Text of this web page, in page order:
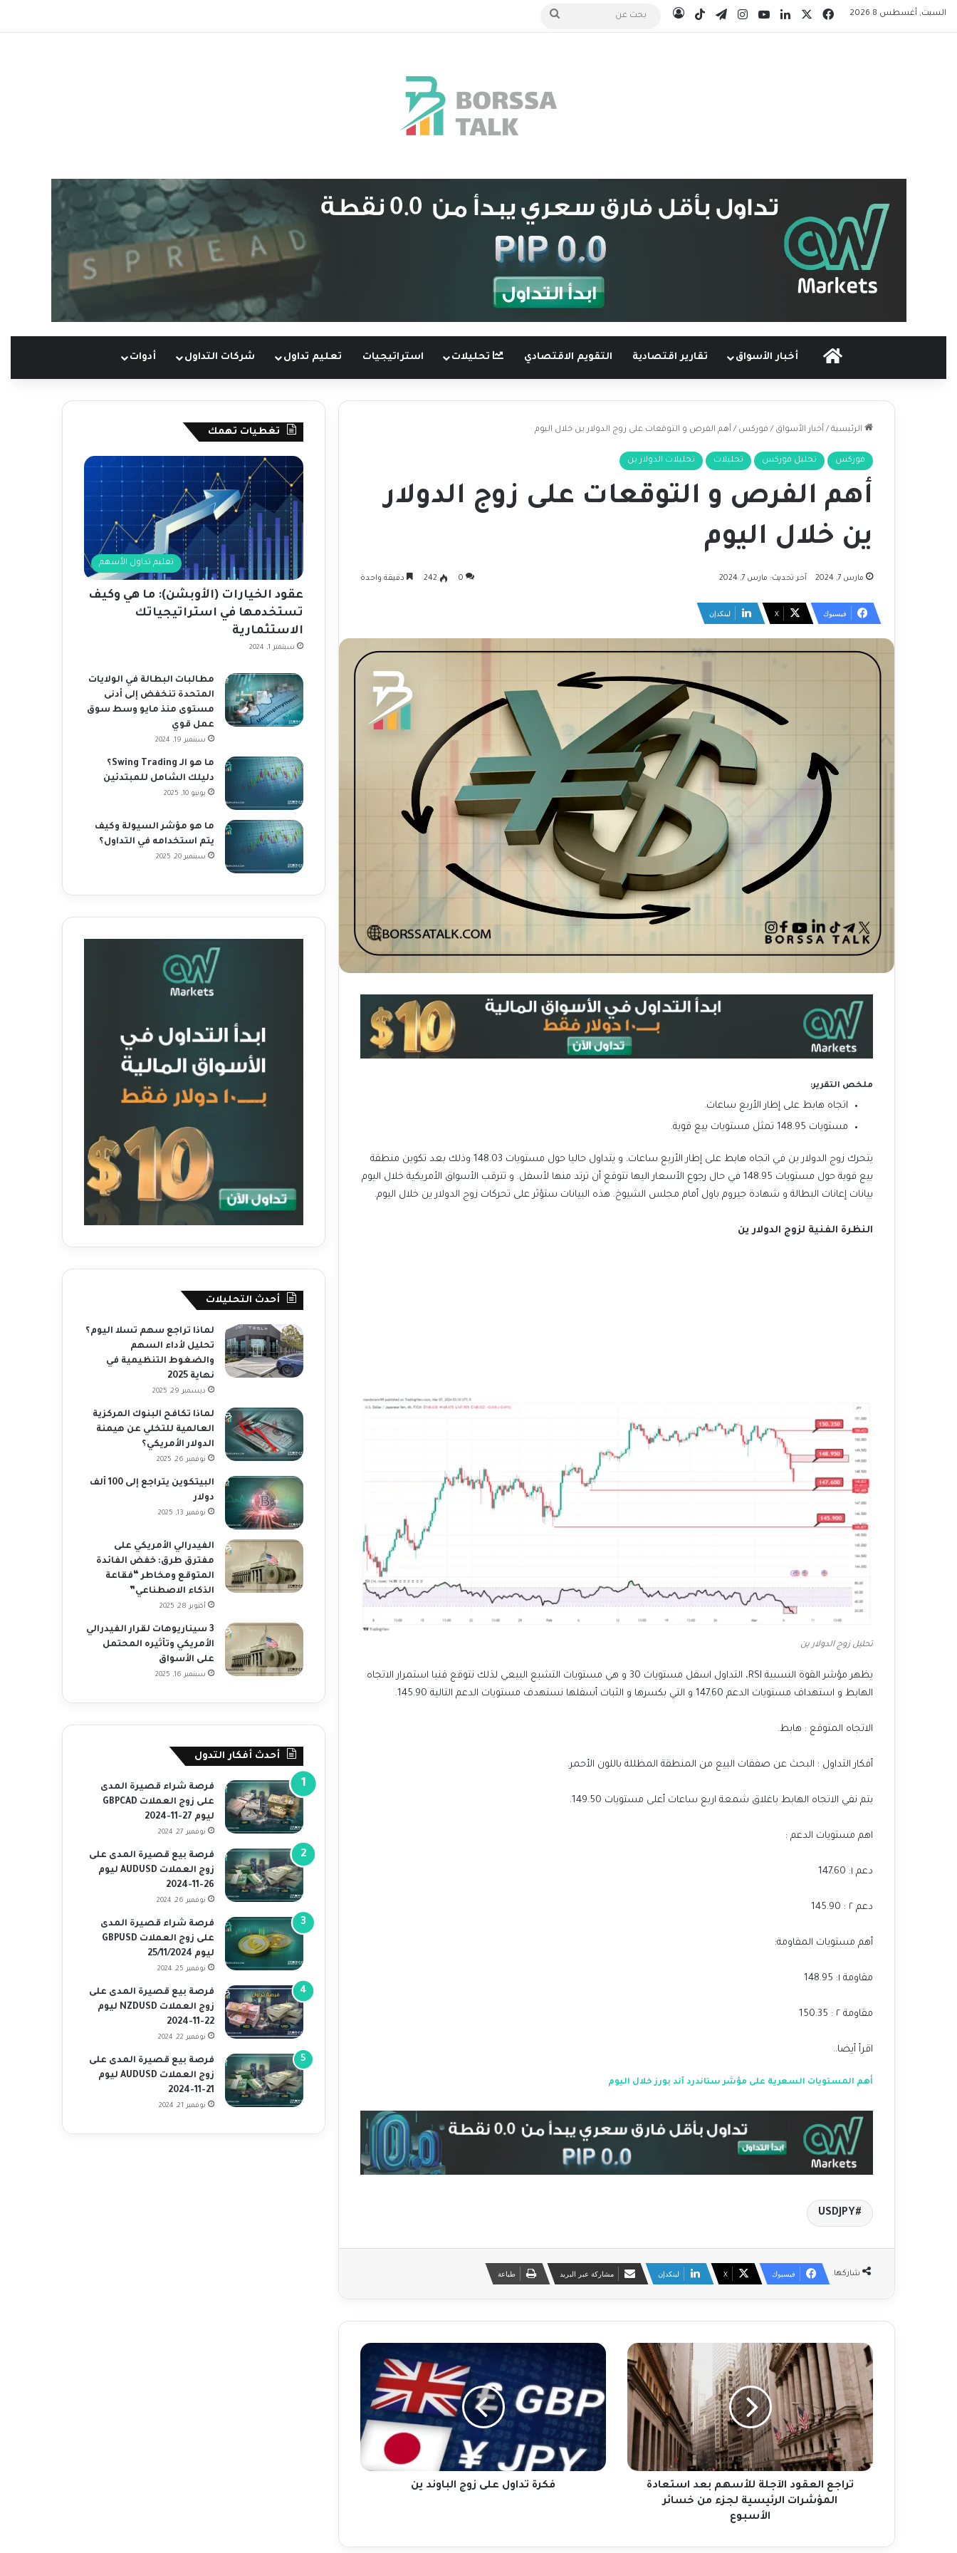
السبت, أغسطس 8 2026 فيسبوك لينكدإن‫YouTubeانستقرامتيلقرام‫TikTokتسجيل الدخول
الرئيسيةأخبار الأسواق تقارير اقتصادية التقويم الاقتصادي تحليلات استراتيجيات تعليم تداول شركات التداول أدوات
الرئيسية / أخبار الأسواق / فوركس / أهم الفرص و التوقعات على زوج الدولار ين خلال اليوم
فوركس تحليل فوركس تحليلات تحليلات الدولار ين
أهم الفرص و التوقعات على زوج الدولار
ين خلال اليوم
مارس 7, 2024 آخر تحديث: مارس 7, 2024 0
242 دقيقة واحدة
فيسبوك ‫X لينكدإن
ملخص التقرير:
اتجاه هابط على إطار الأربع ساعات.
مستويات 148.95 تمثل مستويات بيع قوية.
يتحرك زوج الدولار ين في اتجاه هابط على إطار الأربع ساعات. و يتداول حاليا حول مستويات 148.03 وذلك بعد تكوين منطقة
بيع قوية حول مستويات 148.95 في حال رجوع الأسعار اليها نتوقع أن ترتد منها لأسفل. و تترقب الأسواق الأمريكية خلال اليوم
بيانات إعانات البطالة و شهادة جيروم باول أمام مجلس الشيوخ. هذه البيانات ستؤثر على تحركات زوج الدولار ين خلال اليوم.
النظرة الفنية لزوج الدولار ين
تحليل زوج الدولار ين
يظهر مؤشر القوة النسبية RSI، التداول اسفل مستويات 30 و هي مستويات التشبع البيعي لذلك نتوقع فنيا استمرار الاتجاه
الهابط و استهداف مستويات الدعم 147.60 و التي بكسرها و الثبات أسفلها نستهدف مستويات الدعم التالية 145.90.
الاتجاه المتوقع : هابط.
أفكار التداول : البحث عن صفقات البيع من المنطقة المظللة باللون الأحمر.
يتم نفي الاتجاه الهابط باغلاق شمعة اربع ساعات أعلى مستويات 149.50.
اهم مستويات الدعم :
دعم ١: 147.60
دعم ٢ : 145.90
أهم مستويات المقاومة:
مقاومة ١: 148.95
مقاومة ٢ : 150.35
اقرأ أيضا..
أهم المستويات السعرية على مؤشر ستاندرد آند بورز خلال اليوم
USDJPY
شاركها فيسبوك ‫X لينكدإن مشاركة عبر البريد طباعة
ت
ر
ا
ج
ع
ع
ق
آ
تراجع العقود الآجلة للأسهم بعد استعادة
المؤشرات الرئيسية لجزء من خسائر
الأسبوع
ف
ة
و
ل
و
فكرة تداول على زوج الباوند ين
تغطيات تهمك
تعليم تداول الأسهم
عقود الخيارات (الأوبشن): ما هي وكيف
تستخدمها في استراتيجياتك
الاستثمارية
سبتمبر 1, 2024
مطالبات البطالة في الولايات
المتحدة تنخفض إلى أدنى
مستوى منذ مايو وسط سوق
عمل قوي
سبتمبر 19, 2024
ما هو الـ Swing Trading؟
دليلك الشامل للمبتدئين
يونيو 10, 2025
ما هو مؤشر السيولة وكيف
يتم استخدامه في التداول؟
سبتمبر 20, 2025
أحدث التحليلات
لماذا تراجع سهم تسلا اليوم؟
تحليل لأداء السهم
والضغوط التنظيمية في
نهاية 2025
ديسمبر 29, 2025
لماذا تكافح البنوك المركزية
العالمية للتخلي عن هيمنة
الدولار الأمريكي؟
نوفمبر 26, 2025
البيتكوين يتراجع إلى 100 ألف
دولار
نوفمبر 13, 2025
الفيدرالي الأمريكي على
مفترق طرق: خفض الفائدة
المتوقع ومخاطر “فقاعة
الذكاء الاصطناعي”
أكتوبر 28, 2025
3 سيناريوهات لقرار الفيدرالي
الأمريكي وتأثيره المحتمل
على الأسواق
سبتمبر 16, 2025
أحدث أفكار التدول
فرصة شراء قصيرة المدى
على زوج العملات GBPCAD
ليوم 27-11-2024
نوفمبر 27, 2024
فرصة بيع قصيرة المدى على
زوج العملات AUDUSD ليوم
26-11-2024
نوفمبر 26, 2024
فرصة شراء قصيرة المدى
على زوج العملات GBPUSD
ليوم 25/11/2024
نوفمبر 25, 2024
فرصة بيع قصيرة المدى على
زوج العملات NZDUSD ليوم
22-11-2024
نوفمبر 22, 2024
فرصة بيع قصيرة المدى على
زوج العملات AUDUSD ليوم
21-11-2024
نوفمبر 21, 2024